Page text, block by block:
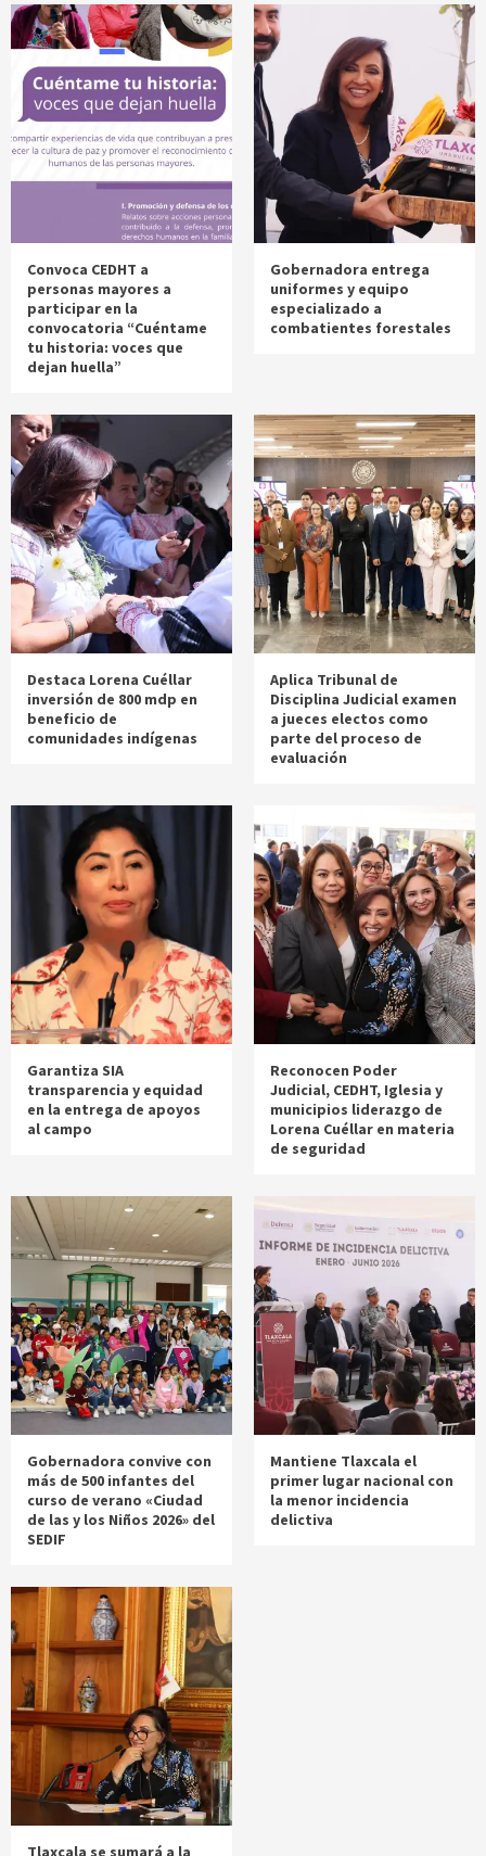
Convoca CEDHT a
personas mayores a
participar en la
convocatoria “Cuéntame
tu historia: voces que
dejan huella”
Gobernadora entrega
uniformes y equipo
especializado a
combatientes forestales
Destaca Lorena Cuéllar
inversión de 800 mdp en
beneficio de
comunidades indígenas
Aplica Tribunal de
Disciplina Judicial examen
a jueces electos como
parte del proceso de
evaluación
Garantiza SIA
transparencia y equidad
en la entrega de apoyos
al campo
Reconocen Poder
Judicial, CEDHT, Iglesia y
municipios liderazgo de
Lorena Cuéllar en materia
de seguridad
Gobernadora convive con
más de 500 infantes del
curso de verano «Ciudad
de las y los Niños 2026» del
SEDIF
Mantiene Tlaxcala el
primer lugar nacional con
la menor incidencia
delictiva